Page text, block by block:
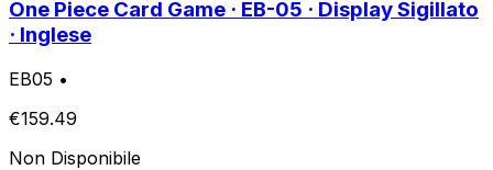
One Piece Card Game · EB-05 · Display Sigillato
· Inglese
EB05 •
€159.49
Non Disponibile